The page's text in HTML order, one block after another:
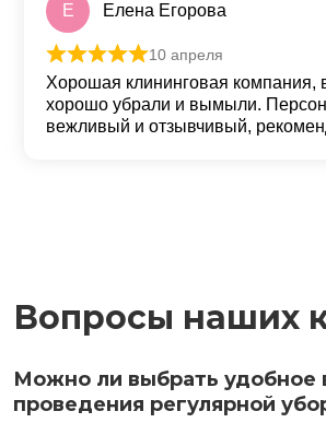
Е Елена Егорова
Оценка из 5
10 апреля
Хорошая клининговая компания,
хорошо убрали и вымыли.
вежливый и отзывчивый,
Вопросы наших
Можно ли выбрать удобное
проведения регулярной